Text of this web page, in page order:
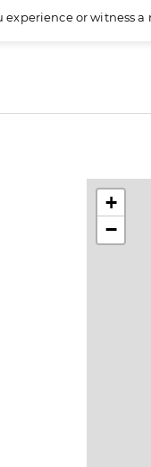
experience or
+
−